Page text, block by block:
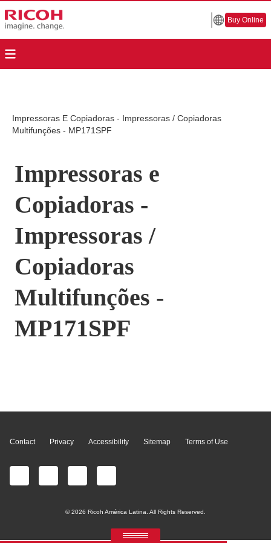
Buy Online
Impressoras E Copiadoras - Impressoras / Copiadoras
Multifunções - MP171SPF
Impressoras e
Copiadoras -
Impressoras /
Copiadoras
Multifunções -
MP171SPF
RICOH Quick Approval
Contact Privacy Accessibility Sitemap Terms of Use
© 2026 Ricoh América Latina. All Rights Reserved.